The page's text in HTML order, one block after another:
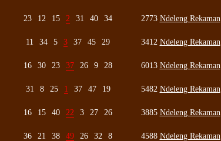
23 12 15 2 31 40 34 2773 Ndeleng Rekaman
11 34 5 3 37 45 29 3412 Ndeleng Rekaman
16 30 23 37 26 9 28 6013 Ndeleng Rekaman
31 8 25 1 37 47 19 5482 Ndeleng Rekaman
16 15 40 22 3 27 26 3885 Ndeleng Rekaman
36 21 38 49 26 32 8 4588 Ndeleng Rekaman